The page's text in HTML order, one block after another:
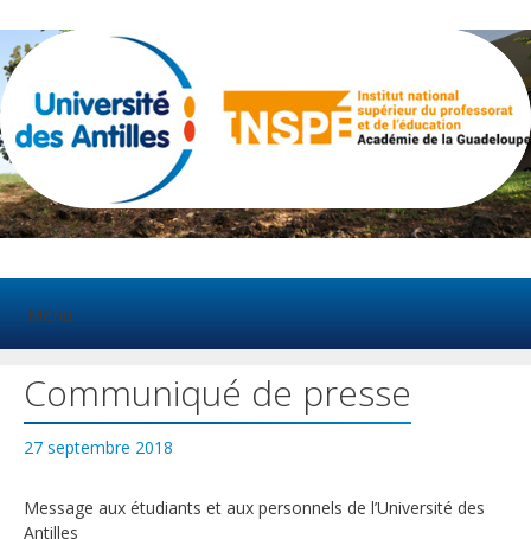
au
contenu
Menu
Communiqué de presse
27 septembre 2018
Message aux étudiants et aux personnels de l’Université des
Antilles